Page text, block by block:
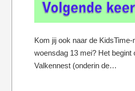
Kom jij ook naar de KidsTime-
woensdag 13 mei? Het begint
Valkennest (onderin de…